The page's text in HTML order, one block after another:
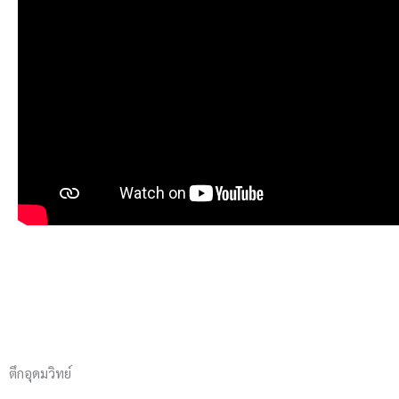
ตึกอุดมวิทย์